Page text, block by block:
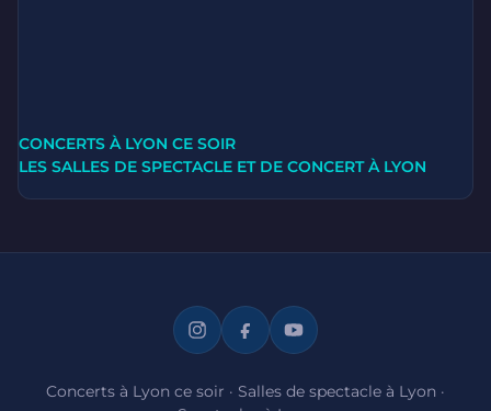
CONCERTS À LYON CE SOIR
LES SALLES DE SPECTACLE ET DE CONCERT À LYON
Concerts à Lyon ce soir · Salles de spectacle à Lyon ·